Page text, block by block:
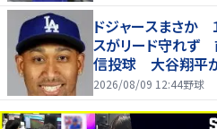
ドジャースまさか
スがリード守れず
信投球 大谷翔平
７でストップ
2026/08/09 12:44野球